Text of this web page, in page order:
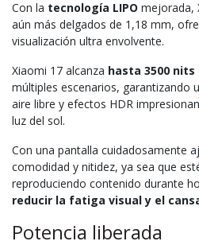
Con la tecnología LIPO mejorada,
aún más delgados de 1,18 mm,
visualización ultra envolvente.
Xiaomi 17 alcanza hasta 3500 nits
múltiples escenarios, garantizando
aire libre y efectos HDR
luz del sol.
Con una pantalla cuidadosamente
comodidad y nitidez, ya sea que
reproduciendo contenido durante
reducir la fatiga visual y el
Potencia liberada